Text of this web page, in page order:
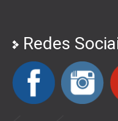
Redes